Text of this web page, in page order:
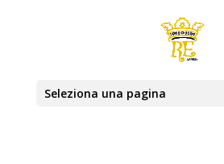
Seleziona una pagina